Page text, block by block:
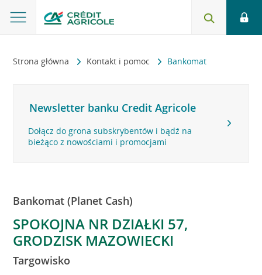
Strona główna Kontakt i pomoc Bankomat
Newsletter banku Credit Agricole
Dołącz do grona subskrybentów i bądź na
bieżąco z nowościami i promocjami
Bankomat (Planet Cash)
SPOKOJNA NR DZIAŁKI 57,
GRODZISK MAZOWIECKI
Targowisko